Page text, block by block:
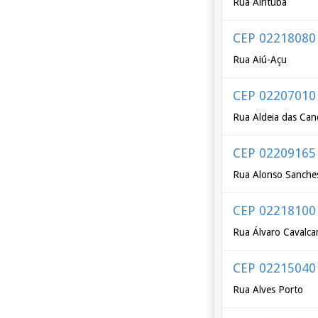
CEP 02218080
Rua Aiú-Açu
CEP 02207010
Rua Aldeia das
CEP 02209165
Rua Alonso
CEP 02218100
Rua Álvaro
CEP 02215040
Rua Alves Porto